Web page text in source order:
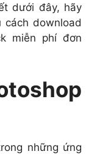
dưới đây, hãy
download
miễn phí đơn
những ứng